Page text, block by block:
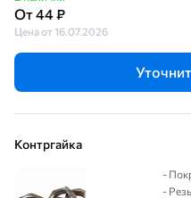
От 44 ₽
Цена от 16.07.2026
Контргайка
-
-